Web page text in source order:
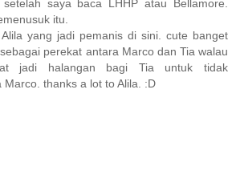
saya baca LHHP atau Bellamore.
itu.
yang jadi pemanis di sini. cute banget
perekat antara Marco dan Tia walau
jadi halangan bagi Tia untuk tidak
Marco. thanks a lot to Alila. :D